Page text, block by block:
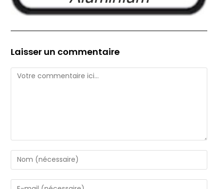
Laisser un commentaire
Comment
Enter
your
name
Enter